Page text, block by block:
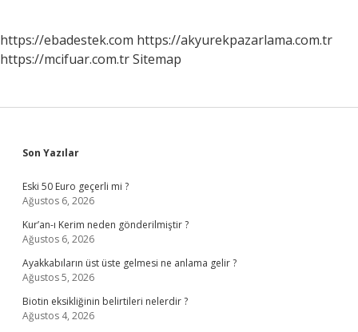
https://ebadestek.com https://akyurekpazarlama.com.tr
https://mcifuar.com.trSitemap
Sidebar
Son Yazılar
Eski 50 Euro geçerli mi ?
Ağustos 6, 2026
Kur’an-ı Kerim neden gönderilmiştir ?
Ağustos 6, 2026
Ayakkabıların üst üste gelmesi ne anlama gelir ?
Ağustos 5, 2026
Biotin eksikliğinin belirtileri nelerdir ?
Ağustos 4, 2026